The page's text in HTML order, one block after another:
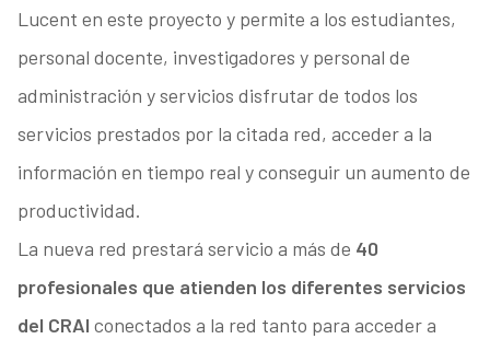
Lucent en este proyecto y permite a los estudiantes,
personal docente, investigadores y personal de
administración y servicios disfrutar de todos los
servicios prestados por la citada red, acceder a la
información en tiempo real y conseguir un aumento de
productividad.
La nueva red prestará servicio a más de 40
profesionales que atienden los diferentes servicios
del CRAI conectados a la red tanto para acceder a